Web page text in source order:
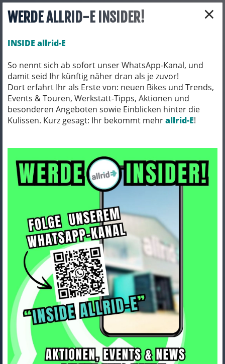
×
WERDE ALLRID-E INSIDER!
INSIDE allrid-E
So nennt sich ab sofort unser WhatsApp-Kanal, und
damit seid Ihr künftig näher dran als je zuvor!
Dort erfahrt Ihr als Erste von: neuen Bikes und Trends,
Events & Touren, Werkstatt-Tipps, Aktionen und
besonderen Angeboten sowie Einblicken hinter die
Kulissen. Kurz gesagt: Ihr bekommt mehrallrid-E!
Toggle navigation
FAHRRADTEILE LAUFRÄDER
Bontrager Hinterrad Bontrager
Aeolus RSL 51 TLR Disc Shim11